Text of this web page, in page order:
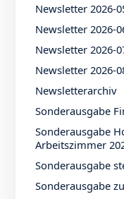
Newsletter 2026-
Newsletter 2026-
Newsletter 2026-
Newsletter 2026-
Newsletterarchiv
Sonderausgabe
Sonderausgabe
Arbeitszimmer
Sonderausgabe
Sonderausgabe